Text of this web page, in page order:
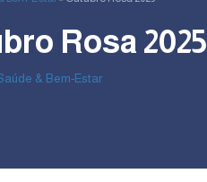
Rosa 2025
& Bem-Estar